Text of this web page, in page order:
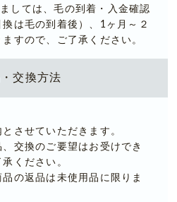
しては、毛の到着・入金確認
は毛の到着後）、1ヶ月～２
すので、ご了承ください。
交換方法
させていただきます。
交換のご要望はお受けでき
ください。
の返品は未使用品に限りま